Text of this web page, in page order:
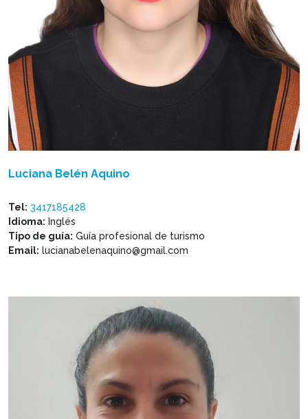
Luciana Belén Aquino
Tel: 3417185428
Idioma: Inglés
Tipo de guía: Guía profesional de turismo
Email: lucianabelenaquino@gmail.com